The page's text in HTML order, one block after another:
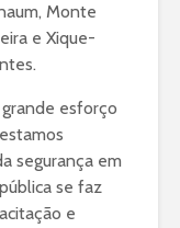
Monte
e Xique-
esforço
segurança em
se faz
e